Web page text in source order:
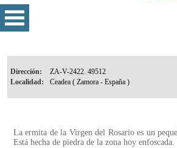
Dirección:
Localidad:
La ermita de la Virgen del Rosario es un
Está hecha de piedra de la zona hoy enfoscada.